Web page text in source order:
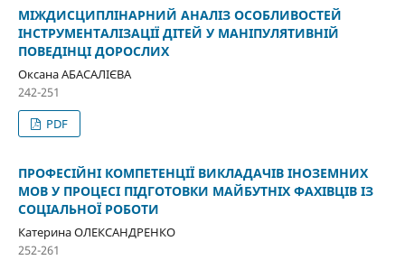
МІЖДИСЦИПЛІНАРНИЙ АНАЛІЗ ОСОБЛИВОСТЕЙ
ІНСТРУМЕНТАЛІЗАЦІЇ ДІТЕЙ У МАНІПУЛЯТИВНІЙ
ПОВЕДІНЦІ ДОРОСЛИХ
Оксана АБАСАЛІЄВА
242-251
PDF
ПРОФЕСІЙНІ КОМПЕТЕНЦІЇ ВИКЛАДАЧІВ ІНОЗЕМНИХ
МОВ У ПРОЦЕСІ ПІДГОТОВКИ МАЙБУТНІХ ФАХІВЦІВ ІЗ
СОЦІАЛЬНОЇ РОБОТИ
Катерина ОЛЕКСАНДРЕНКО
252-261